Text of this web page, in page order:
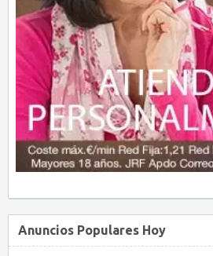
Anuncios Populares Hoy